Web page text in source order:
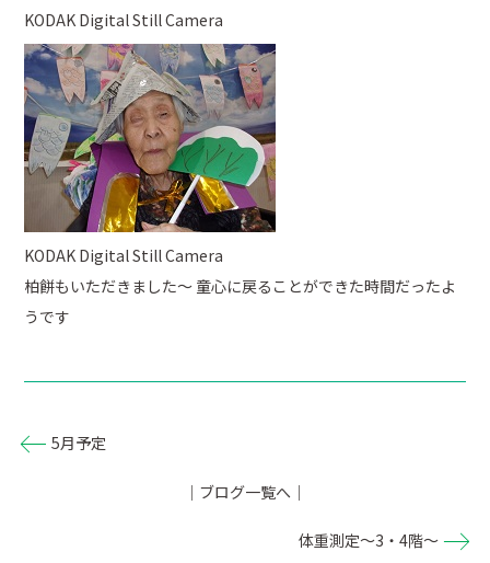
KODAK Digital Still Camera
KODAK Digital Still Camera
柏餅もいただきました～ 童心に戻ることができた時間だったよ
うです
5月予定
｜ブログ一覧へ｜
体重測定～3・4階～